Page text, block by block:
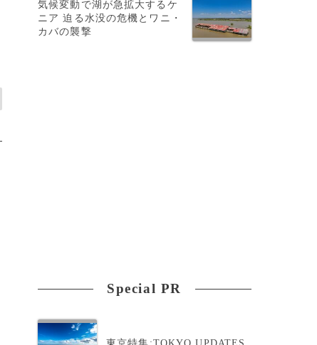
気候変動で湖が急拡大するケ
ニア 迫る水没の危機とワニ・
カバの襲撃
Special PR
東京特集:TOKYO UPDATES